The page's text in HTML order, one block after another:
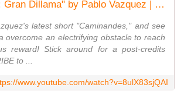
"Caminandes: Gran Dillama" by Pablo Vazquez | Disney Favorite
latest short "Caminandes," and see
overcome an electrifying obstacle to reach
reward! Stick around for a post-credits
to ...
www.youtube.com/watch?v=8ulX83sjQAI